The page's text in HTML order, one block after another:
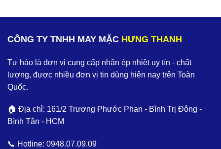
CÔNG TY TNHH MAY MẶC HƯNG THANH
Tự hào là đơn vị cung cấp nhãn ép nhiệt uy tín - chất
lượng, được nhiều đơn vị tin dùng hiện nay trên Toàn
Quốc.
🏠 Địa chỉ: 161/2 Trương Phước Phan - Bình Trị Đông -
Bình Tân - HCM
📞 Hotline: 0948.07.09.09